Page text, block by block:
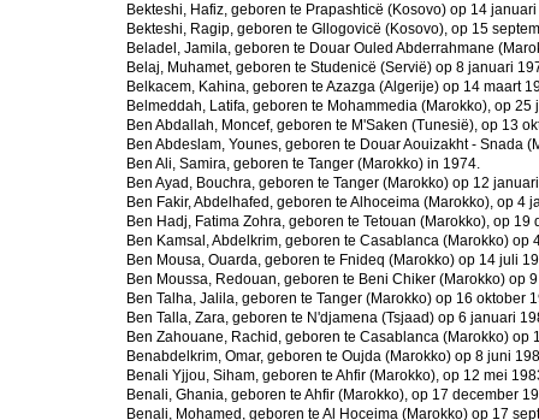
Bekteshi, Hafiz, geboren te Prapashticë (Kosovo) op 14
Bekteshi, Ragip, geboren te Gllogovicë (Kosovo), op 15
Beladel, Jamila, geboren te Douar Ouled Abderrahmane
Belaj, Muhamet, geboren te Studenicë (Servië) op 8 januari
Belkacem, Kahina, geboren te Azazga (Algerije) op 14 maart
Belmeddah, Latifa, geboren te Mohammedia (Marokko), op 25
Ben Abdallah, Moncef, geboren te M'Saken (Tunesië), op 13
Ben Abdeslam, Younes, geboren te Douar Aouizakht - Snada
Ben Ali, Samira, geboren te Tanger (Marokko) in 1974.
Ben Ayad, Bouchra, geboren te Tanger (Marokko) op 12
Ben Fakir, Abdelhafed, geboren te Alhoceima (Marokko), op 4
Ben Hadj, Fatima Zohra, geboren te Tetouan (Marokko), op 19
Ben Kamsal, Abdelkrim, geboren te Casablanca (Marokko) op
Ben Mousa, Ouarda, geboren te Fnideq (Marokko) op 14 juli
Ben Moussa, Redouan, geboren te Beni Chiker (Marokko) op
Ben Talha, Jalila, geboren te Tanger (Marokko) op 16 oktober
Ben Talla, Zara, geboren te N'djamena (Tsjaad) op 6 januari
Ben Zahouane, Rachid, geboren te Casablanca (Marokko) op
Benabdelkrim, Omar, geboren te Oujda (Marokko) op 8 juni
Benali Yjjou, Siham, geboren te Ahfir (Marokko), op 12 mei
Benali, Ghania, geboren te Ahfir (Marokko), op 17 december
Benali, Mohamed, geboren te Al Hoceima (Marokko) op 17